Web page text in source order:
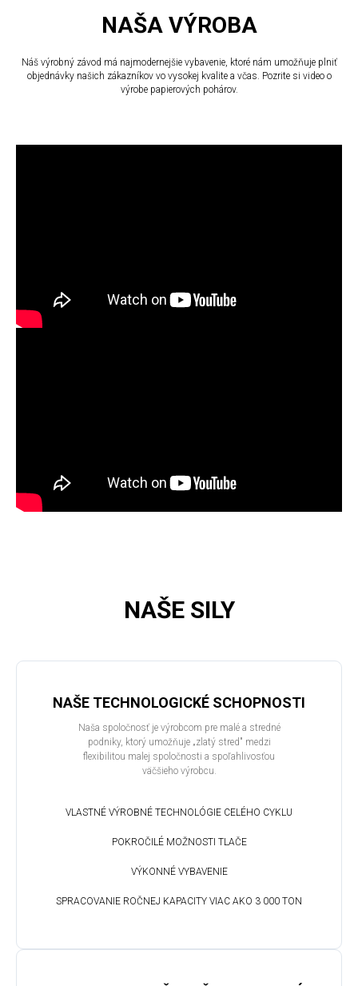
NAŠA VÝROBA
Náš výrobný závod má najmodernejšie vybavenie, ktoré nám umožňuje plniť
objednávky našich zákazníkov vo vysokej kvalite a včas. Pozrite si video o
výrobe papierových pohárov.
NAŠE SILY
NAŠE TECHNOLOGICKÉ SCHOPNOSTI
Naša spoločnosť je výrobcom pre malé a stredné
podniky, ktorý umožňuje „zlatý stred" medzi
flexibilitou malej spoločnosti a spoľahlivosťou
väčšieho výrobcu.
VLASTNÉ VÝROBNÉ TECHNOLÓGIE CELÉHO CYKLU
POKROČILÉ MOŽNOSTI TLAČE
VÝKONNÉ VYBAVENIE
SPRACOVANIE ROČNEJ KAPACITY VIAC AKO 3 000 TON